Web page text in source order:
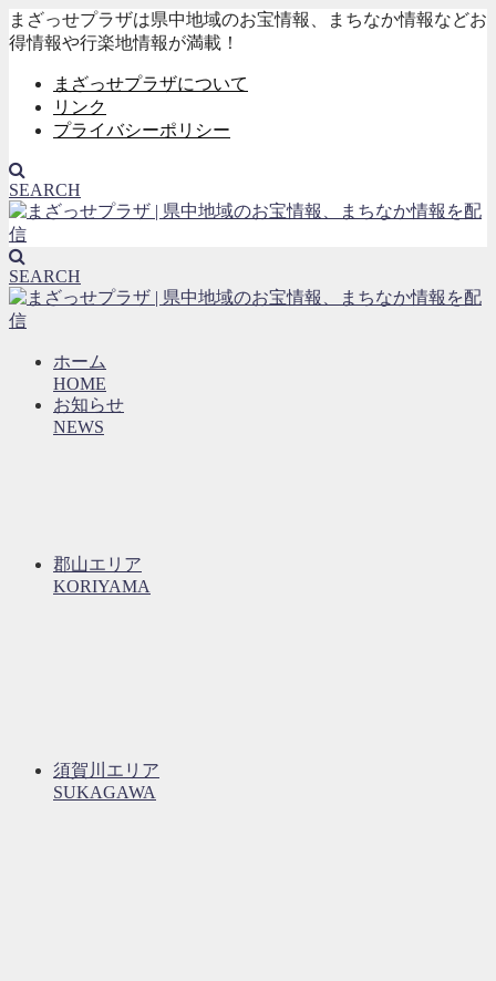
まざっせプラザは県中地域のお宝情報、まちなか情報などお
得情報や行楽地情報が満載！
まざっせプラザについて
リンク
プライバシーポリシー
SEARCH
SEARCH
ホーム
HOME
お知らせ
NEWS
郡山エリア
KORIYAMA
須賀川エリア
SUKAGAWA